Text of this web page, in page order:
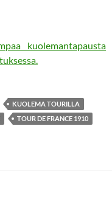
kuolemantapausta
KUOLEMA TOURILLA
TOUR DE FRANCE 1910